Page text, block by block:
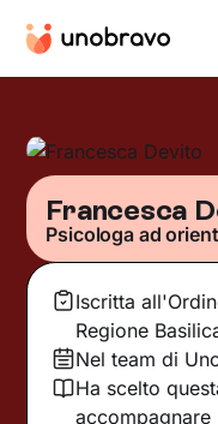
Francesca
Psicologa ad
Iscritta
Regione
Nel team di
Ha scelto
accompagnare